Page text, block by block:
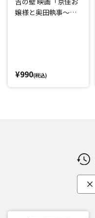
嬢様と奥田執事～京
¥990(税込)